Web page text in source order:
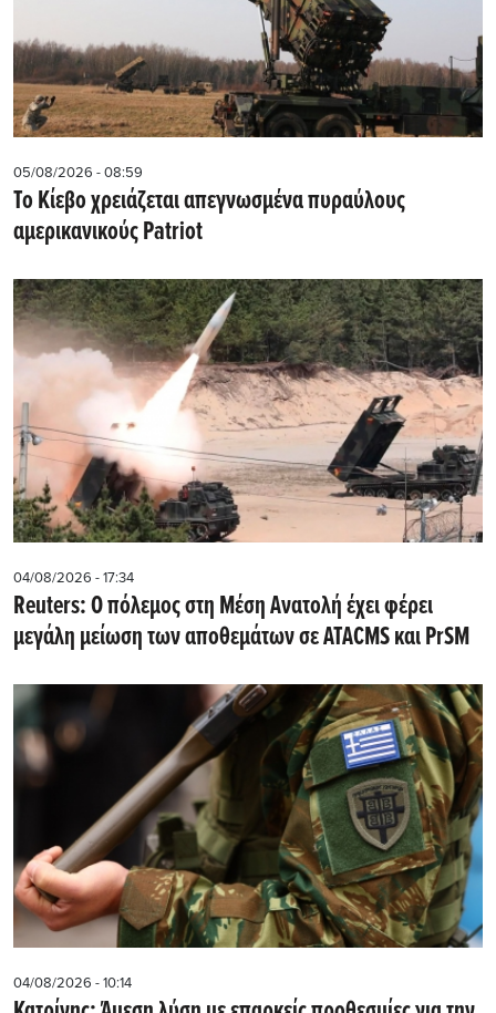
05/08/2026 - 08:59
Το Κίεβο χρειάζεται απεγνωσμένα πυραύλους
αμερικανικούς Patriot
04/08/2026 - 17:34
Reuters: Ο πόλεμος στη Μέση Ανατολή έχει φέρει
μεγάλη μείωση των αποθεμάτων σε ATACMS και PrSM
04/08/2026 - 10:14